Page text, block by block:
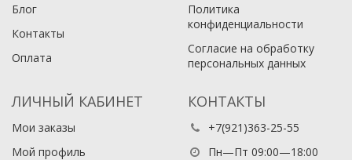
Блог
Контакты
Оплата
Политика
конфиденциальности
Согласие на обработку
персональных данных
ЛИЧНЫЙ КАБИНЕТ
Мои заказы
Мой профиль
КОНТАКТЫ
+7(921)363-25-55
Пн—Пт 09:00—18:00